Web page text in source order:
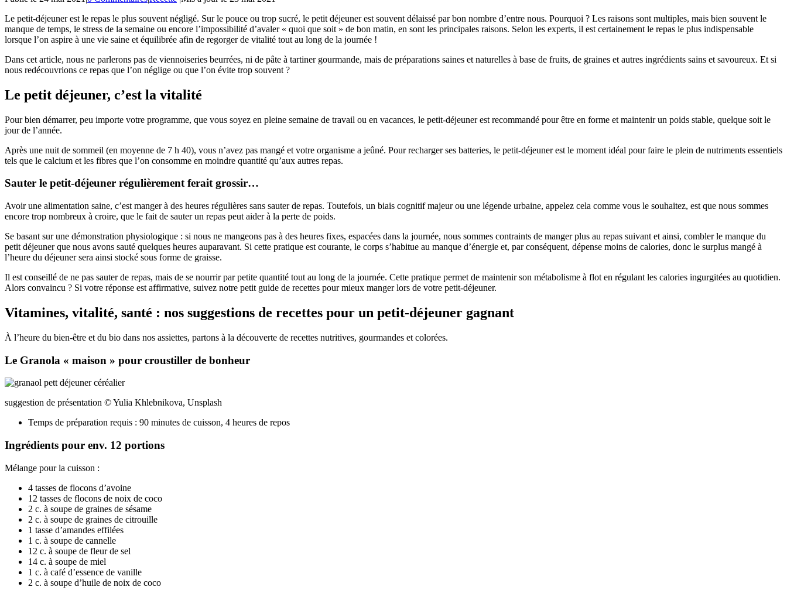
Le petit-déjeuner est le repas le plus souvent négligé. Sur le pouce ou trop sucré, le petit déjeuner est souvent délaissé par bon nombre d’entre nous. Pourquoi ? Les raisons sont multiples, mais bien souvent le
manque de temps, le stress de la semaine ou encore l’impossibilité d’avaler « quoi que soit » de bon matin, en sont les principales raisons. Selon les experts, il est certainement le repas le plus indispensable
lorsque l’on aspire à une vie saine et équilibrée afin de regorger de vitalité tout au long de la journée !
Dans cet article, nous ne parlerons pas de viennoiseries beurrées, ni de pâte à tartiner gourmande, mais de préparations saines et naturelles à base de fruits, de graines et autres ingrédients sains et savoureux. Et si
nous redécouvrions ce repas que l’on néglige ou que l’on évite trop souvent ?
Le petit déjeuner, c’est la vitalité
Pour bien démarrer, peu importe votre programme, que vous soyez en pleine semaine de travail ou en vacances, le petit-déjeuner est recommandé pour être en forme et maintenir un poids stable, quelque soit le
jour de l’année.
Après une nuit de sommeil (en moyenne de 7 h 40), vous n’avez pas mangé et votre organisme a jeûné. Pour recharger ses batteries, le petit-déjeuner est le moment idéal pour faire le plein de nutriments essentiels
tels que le calcium et les fibres que l’on consomme en moindre quantité qu’aux autres repas.
Sauter le petit-déjeuner régulièrement ferait grossir…
Avoir une alimentation saine, c’est manger à des heures régulières sans sauter de repas. Toutefois, un biais cognitif majeur ou une légende urbaine, appelez cela comme vous le souhaitez, est que nous sommes
encore trop nombreux à croire, que le fait de sauter un repas peut aider à la perte de poids.
Se basant sur une démonstration physiologique : si nous ne mangeons pas à des heures fixes, espacées dans la journée, nous sommes contraints de manger plus au repas suivant et ainsi, combler le manque du
petit déjeuner que nous avons sauté quelques heures auparavant. Si cette pratique est courante, le corps s’habitue au manque d’énergie et, par conséquent, dépense moins de calories, donc le surplus mangé à
l’heure du déjeuner sera ainsi stocké sous forme de graisse.
Il est conseillé de ne pas sauter de repas, mais de se nourrir par petite quantité tout au long de la journée. Cette pratique permet de maintenir son métabolisme à flot en régulant les calories ingurgitées au quotidien.
Alors convaincu ? Si votre réponse est affirmative, suivez notre petit guide de recettes pour mieux manger lors de votre petit-déjeuner.
Vitamines, vitalité, santé : nos suggestions de recettes pour un petit-déjeuner gagnant
À l’heure du bien-être et du bio dans nos assiettes, partons à la découverte de recettes nutritives, gourmandes et colorées.
Le Granola « maison » pour croustiller de bonheur
suggestion de présentation © Yulia Khlebnikova, Unsplash
Temps de préparation requis : 90 minutes de cuisson, 4 heures de repos
Ingrédients pour env. 12 portions
Mélange pour la cuisson :
4 tasses de flocons d’avoine
12 tasses de flocons de noix de coco
2 c. à soupe de graines de sésame
2 c. à soupe de graines de citrouille
1 tasse d’amandes effilées
1 c. à soupe de cannelle
12 c. à soupe de fleur de sel
14 c. à soupe de miel
1 c. à café d’essence de vanille
2 c. à soupe d’huile de noix de coco